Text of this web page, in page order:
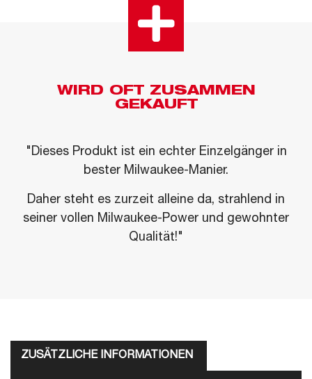
WIRD OFT ZUSAMMEN
GEKAUFT
"Dieses Produkt ist ein echter Einzelgänger in
bester Milwaukee-Manier.
Daher steht es zurzeit alleine da, strahlend in
seiner vollen Milwaukee-Power und gewohnter
Qualität!"
ZUSÄTZLICHE INFORMATIONEN